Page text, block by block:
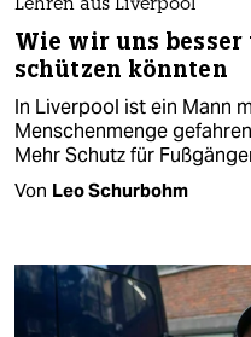
Lehren aus Liverpool
Wie wir uns
schützen könnten
In Liverpool ist ein Mann
Menschenmenge
Mehr Schutz für
Von Leo Schurbohm